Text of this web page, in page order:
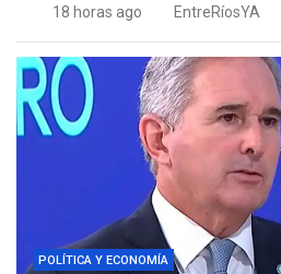
18 horas ago EntreRíosYA
POLÍTICA Y ECONOMÍA